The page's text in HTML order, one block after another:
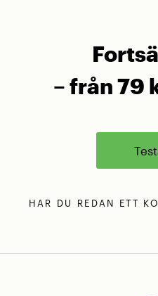
– från 79
HAR DU REDAN ETT